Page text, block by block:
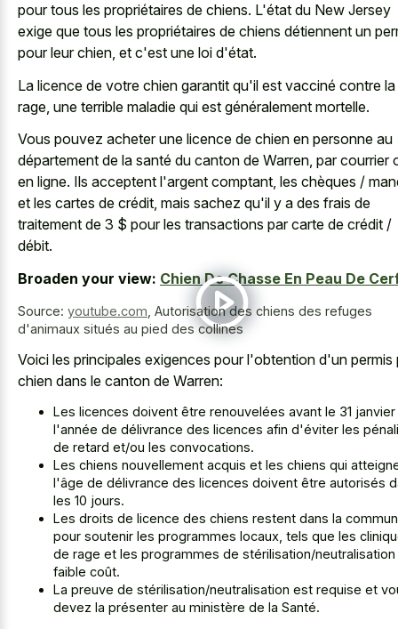
pour tous les propriétaires de chiens. L'état du New Jersey
exige que tous les propriétaires de chiens détiennent un
pour leur chien, et c'est une loi d'état.
La licence de votre chien garantit qu'il est vacciné contre la
rage, une terrible maladie qui est généralement mortelle.
Vous pouvez acheter une licence de chien en personne au
département de la santé du canton de Warren, par courrier
en ligne. Ils acceptent l'argent comptant, les chèques /
et les cartes de crédit, mais sachez qu'il y a des frais de
traitement de 3 $ pour les transactions par carte de crédit /
débit.
Broaden your view: Chien De Chasse En Peau De
Source: youtube.com Autorisation des chiens des refuges
d'animaux situés au pied des collines
Voici les principales exigences pour l'obtention d'un permis
chien dans le canton de Warren:
Les licences doivent être renouvelées avant le 31
l'année de délivrance des licences afin d'éviter les
de retard et/ou les convocations.
Les chiens nouvellement acquis et les chiens qui
l'âge de délivrance des licences doivent être autorisés
les 10 jours.
Les droits de licence des chiens restent dans la
pour soutenir les programmes locaux, tels que les
de rage et les programmes de stérilisation/neutralisation
faible coût.
La preuve de stérilisation/neutralisation est requise et
devez la présenter au ministère de la Santé.